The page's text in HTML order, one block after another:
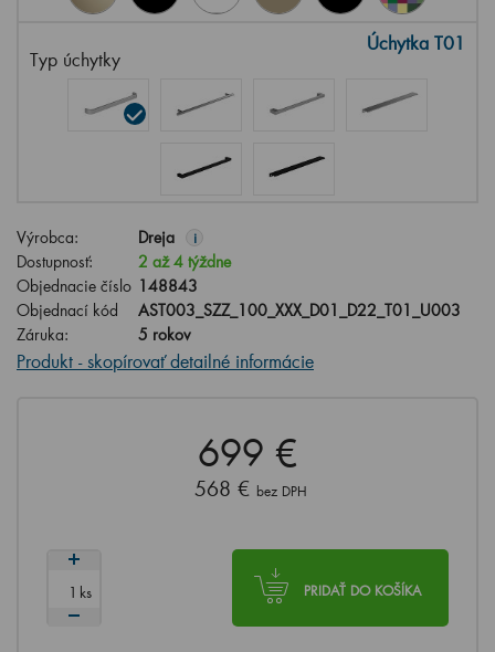
Typ úchytky
Úchytka T01
Výrobca: Dreja i
Dostupnosť:
2 až 4 týždne
Objednacie číslo 148843
Objednací kód
AST003_SZZ_100_XXX_D01_D22_T01_U003
Záruka:
5 rokov
Produkt - skopírovať detailné informácie
699 €
568 € bez DPH
PRIDAŤ DO KOŠÍKA
ks